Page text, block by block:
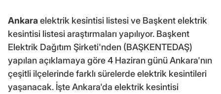
Ankara elektrik kesintisi listesi ve Başkent elektrik
kesintisi listesi araştırmaları yapılıyor. Başkent
Elektrik Dağıtım Şirketi'nden (BAŞKENTEDAŞ)
yapılan açıklamaya göre 4 Haziran günü Ankara'nın
çeşitli ilçelerinde farklı sürelerde elektrik kesintileri
yaşanacak. İşte Ankara'da elektrik kesintisi